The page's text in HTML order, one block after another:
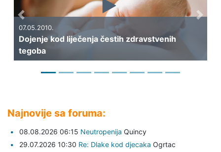
07.05.2010.
Dojenje kod liječenja čestih zdravstvenih
tegoba
Previous Next
Najnovije sa foruma:
08.08.2026 06:15 Neutropenija Quincy
29.07.2026 10:30 Re: Dlake kod djecaka Ogrtac